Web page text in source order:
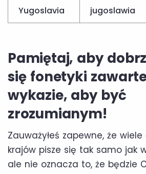
Yugoslavia jugoslawia
Pamiętaj, aby
się fonetyki
wykazie, aby być
zrozumianym!
Zauważyłeś zapewne, że
krajów pisze się tak samo jak
ale nie oznacza to, że będzie